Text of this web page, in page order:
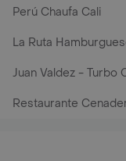
Perú Chaufa Cali
La Ruta
Juan Valdez - Turbo
Restaurante